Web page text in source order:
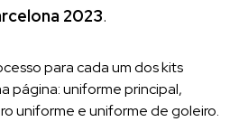
2023.
para cada um dos kits
página: uniforme principal,
uniforme e uniforme de goleiro.